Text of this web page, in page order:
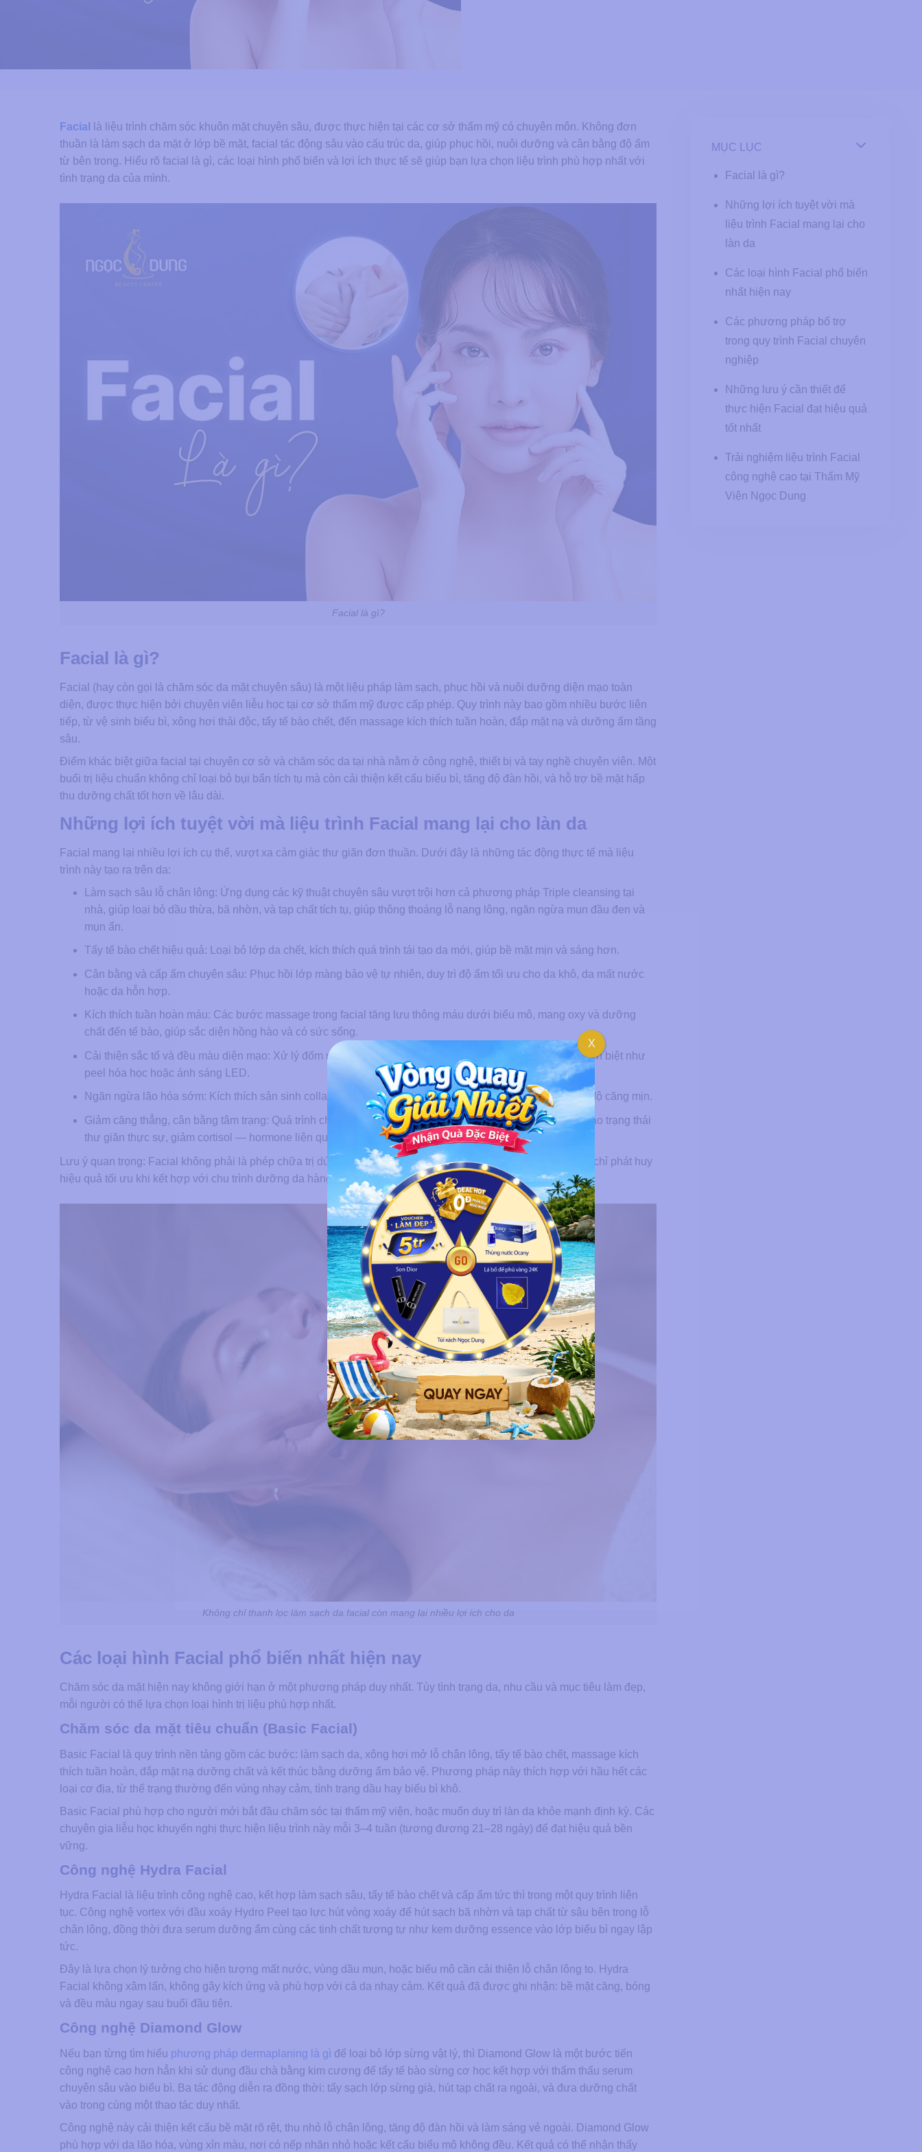
Facial
là liệu trình chăm sóc khuôn mặt chuyên sâu, được thực hiện tại các cơ sở thẩm mỹ có chuyên môn. Không đơn
thuần là làm sạch da mặt ở lớp bề mặt, facial tác động sâu vào cấu trúc da, giúp phục hồi, nuôi dưỡng và cân bằng độ ẩm
từ bên trong. Hiểu rõ facial là gì, các loại hình phổ biến và lợi ích thực tế sẽ giúp bạn lựa chọn liệu trình phù hợp nhất với
tình trạng da của mình.
Facial là gì?
Facial là gì?
Facial (hay còn gọi là chăm sóc da mặt chuyên sâu) là một liệu pháp làm sạch, phục hồi và nuôi dưỡng diện mạo toàn
diện, được thực hiện bởi chuyên viên liễu học tại cơ sở thẩm mỹ được cấp phép. Quy trình này bao gồm nhiều bước liên
tiếp, từ vệ sinh biểu bì, xông hơi thải độc, tẩy tế bào chết, đến massage kích thích tuần hoàn, đắp mặt nạ và dưỡng ẩm tầng
sâu.
Điểm khác biệt giữa facial tại chuyên cơ sở và chăm sóc da tại nhà nằm ở công nghệ, thiết bị và tay nghề chuyên viên. Một
buổi trị liệu chuẩn không chỉ loại bỏ bụi bẩn tích tụ mà còn cải thiện kết cấu biểu bì, tăng độ đàn hồi, và hỗ trợ bề mặt hấp
thu dưỡng chất tốt hơn về lâu dài.
Những lợi ích tuyệt vời mà liệu trình Facial mang lại cho làn da
Facial mang lại nhiều lợi ích cụ thể, vượt xa cảm giác thư giãn đơn thuần. Dưới đây là những tác động thực tế mà liệu
trình này tạo ra trên da:
Làm sạch sâu lỗ chân lông: Ứng dụng các kỹ thuật chuyên sâu vượt trội hơn cả phương pháp Triple cleansing tại
nhà, giúp loại bỏ dầu thừa, bã nhờn, và tạp chất tích tụ, giúp thông thoáng lỗ nang lông, ngăn ngừa mụn đầu đen và
mụn ẩn.
Tẩy tế bào chết hiệu quả: Loại bỏ lớp da chết, kích thích quá trình tái tạo da mới, giúp bề mặt mịn và sáng hơn.
Cân bằng và cấp ẩm chuyên sâu: Phục hồi lớp màng bảo vệ tự nhiên, duy trì độ ẩm tối ưu cho da khô, da mất nước
hoặc da hỗn hợp.
Kích thích tuần hoàn máu: Các bước massage trong facial tăng lưu thông máu dưới biểu mô, mang oxy và dưỡng
chất đến tế bào, giúp sắc diện hồng hào và có sức sống.
Cải thiện sắc tố và đều màu diện mạo: Xử lý đốm nâu, vùng không đều màu thông qua các kỹ thuật chuyên biệt như
peel hóa học hoặc ánh sáng LED.
Ngăn ngừa lão hóa sớm: Kích thích sản sinh collagen và elastin, tạm thời làm mờ nếp nhăn và cải thiện độ căng mịn.
Giảm căng thẳng, cân bằng tâm trạng: Quá trình chăm sóc chuyên sâu kết hợp với massage nhẹ nhàng tạo trạng thái
thư giãn thực sự, giảm cortisol — hormone liên quan đến stress gây mụn.
Lưu ý quan trọng: Facial không phải là phép chữa trị dứt điểm cho mụn trứng cá, nám, hay rosacea. Liệu trình chỉ phát huy
hiệu quả tối ưu khi kết hợp với chu trình dưỡng da hàng ngày đúng cách.
Không chỉ thanh lọc làm sạch da facial còn mang lại nhiều lợi ích cho da
Các loại hình Facial phổ biến nhất hiện nay
Chăm sóc da mặt hiện nay không giới hạn ở một phương pháp duy nhất. Tùy tình trạng da, nhu cầu và mục tiêu làm đẹp,
mỗi người có thể lựa chọn loại hình trị liệu phù hợp nhất.
Chăm sóc da mặt tiêu chuẩn (Basic Facial)
Basic Facial là quy trình nền tảng gồm các bước: làm sạch da, xông hơi mở lỗ chân lông, tẩy tế bào chết, massage kích
thích tuần hoàn, đắp mặt nạ dưỡng chất và kết thúc bằng dưỡng ẩm bảo vệ. Phương pháp này thích hợp với hầu hết các
loại cơ địa, từ thể trạng thường đến vùng nhạy cảm, tình trạng dầu hay biểu bì khô.
Basic Facial phù hợp cho người mới bắt đầu chăm sóc tại thẩm mỹ viện, hoặc muốn duy trì làn da khỏe mạnh định kỳ. Các
chuyên gia liễu học khuyến nghị thực hiện liệu trình này mỗi 3–4 tuần (tương đương 21–28 ngày) để đạt hiệu quả bền
vững.
Công nghệ Hydra Facial
Hydra Facial là liệu trình công nghệ cao, kết hợp làm sạch sâu, tẩy tế bào chết và cấp ẩm tức thì trong một quy trình liên
tục. Công nghệ vortex với đầu xoáy Hydro Peel tạo lực hút vòng xoáy để hút sạch bã nhờn và tạp chất từ sâu bên trong lỗ
chân lông, đồng thời đưa serum dưỡng ẩm cùng các tinh chất tương tự như kem dưỡng essence vào lớp biểu bì ngay lập
tức.
Đây là lựa chọn lý tưởng cho hiện tượng mất nước, vùng dầu mụn, hoặc biểu mô cần cải thiện lỗ chân lông to. Hydra
Facial không xâm lấn, không gây kích ứng và phù hợp với cả da nhạy cảm. Kết quả đã được ghi nhận: bề mặt căng, bóng
và đều màu ngay sau buổi đầu tiên.
Công nghệ Diamond Glow
Nếu bạn từng tìm hiểu phương pháp dermaplaning là gì để loại bỏ lớp sừng vật lý, thì Diamond Glow là một bước tiến
công nghệ cao hơn hẳn khi sử dụng đầu chà bằng kim cương để tẩy tế bào sừng cơ học kết hợp với thẩm thấu serum
chuyên sâu vào biểu bì. Ba tác động diễn ra đồng thời: tẩy sạch lớp sừng già, hút tạp chất ra ngoài, và đưa dưỡng chất
vào trong cùng một thao tác duy nhất.
Công nghệ này cải thiện kết cấu bề mặt rõ rệt, thu nhỏ lỗ chân lông, tăng độ đàn hồi và làm sáng vẻ ngoài. Diamond Glow
phù hợp với da lão hóa, vùng xỉn màu, nơi có nếp nhăn nhỏ hoặc kết cấu biểu mô không đều. Kết quả có thể nhận thấy
MỤC LỤC
Facial là gì?
Những lợi ích tuyệt vời mà
liệu trình Facial mang lại cho
làn da
Các loại hình Facial phổ biến
nhất hiện nay
Các phương pháp bổ trợ
trong quy trình Facial chuyên
nghiệp
Những lưu ý cần thiết để
thực hiện Facial đạt hiệu quả
tốt nhất
Trải nghiệm liệu trình Facial
công nghệ cao tại Thẩm Mỹ
Viện Ngọc Dung
X